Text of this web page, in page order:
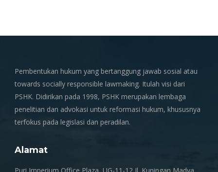
Pembentukan hukum yang bertanggung jawab sosial atau
towards socially responsible lawmaking. Itulah visi dari
PSHK. Didirikan pada 1998, PSHK merupakan lembaga
penelitian dan advokasi untuk reformasi hukum, khususnya
terfokus pada legislasi dan peradilan.
Alamat